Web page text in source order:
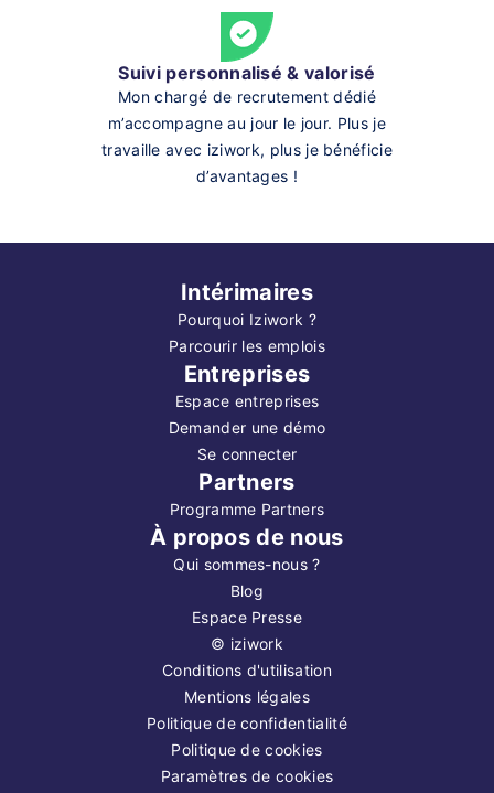
Suivi personnalisé & valorisé
Mon chargé de recrutement dédié
m’accompagne au jour le jour. Plus je
travaille avec iziwork, plus je bénéficie
d’avantages !
Intérimaires
Pourquoi Iziwork ?
Parcourir les emplois
Entreprises
Espace entreprises
Demander une démo
Se connecter
Partners
Programme Partners
À propos de nous
Qui sommes-nous ?
Blog
Espace Presse
© iziwork
Conditions d'utilisation
Mentions légales
Politique de confidentialité
Politique de cookies
Paramètres de cookies